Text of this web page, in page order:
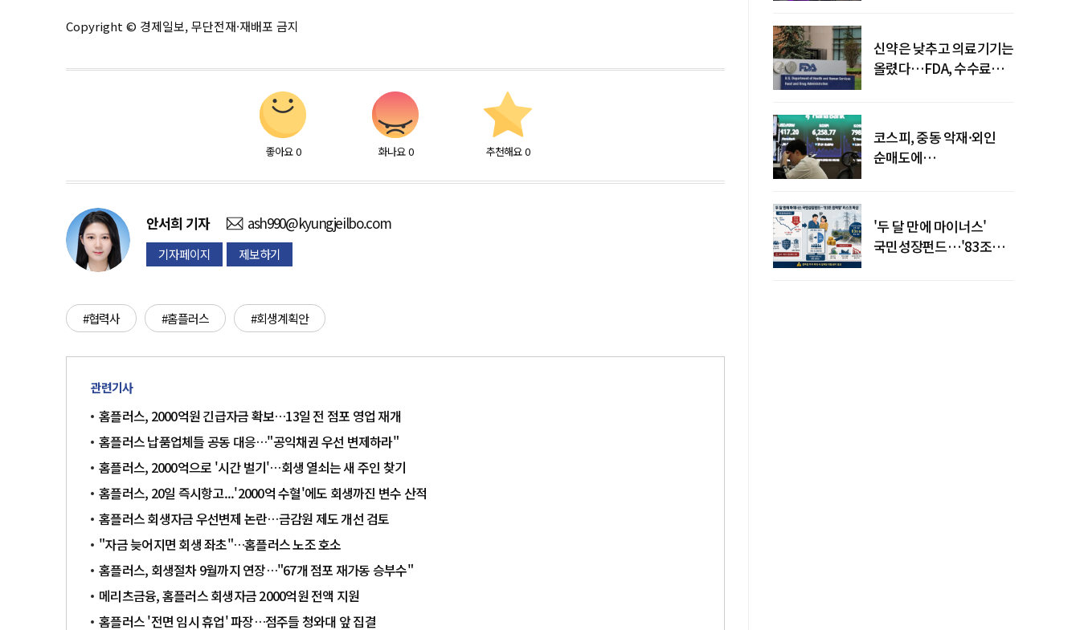
Copyright © 경제일보, 무단전재·재배포 금지
좋아요 0 화나요 0 추천해요 0
안서희 기자 ash990@kyungjeilbo.com
기자페이지 제보하기
#협력사 #홈플러스 #회생계획안
관련기사
홈플러스, 2000억원 긴급자금 확보…13일 전 점포 영업 재개
홈플러스 납품업체들 공동 대응…"공익채권 우선 변제하라"
홈플러스, 2000억으로 '시간 벌기'…회생 열쇠는 새 주인 찾기
홈플러스, 20일 즉시항고...'2000억 수혈'에도 회생까진 변수 산적
홈플러스 회생자금 우선변제 논란…금감원 제도 개선 검토
"자금 늦어지면 회생 좌초"…홈플러스 노조 호소
홈플러스, 회생절차 9월까지 연장…"67개 점포 재가동 승부수"
메리츠금융, 홈플러스 회생자금 2000억원 전액 지원
홈플러스 '전면 임시 휴업' 파장…점주들 청와대 앞 집결
신약은 낮추고 의료기기는
올렸다…FDA, 수수료
코스피, 중동 악재·외인
순매도에
'두 달 만에 마이너스'
국민성장펀드…'83조